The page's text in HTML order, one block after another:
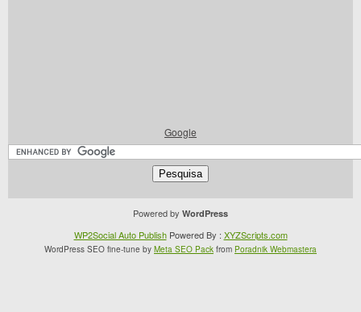
Google
Powered by WordPress
WP2Social Auto PublishPowered By : XYZScripts.com
WordPress SEO fine-tune by Meta SEO Pack from Poradnik Webmastera